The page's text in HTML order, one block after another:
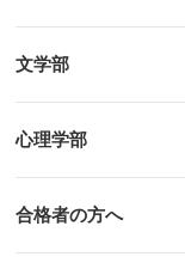
文学部
心理学部
合格者の方へ